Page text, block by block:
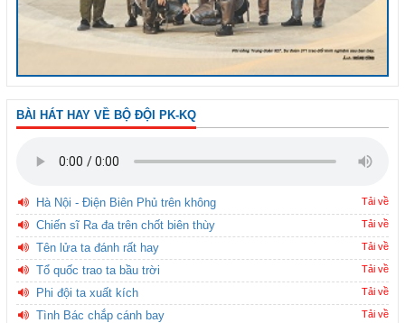
BÀI HÁT HAY VỀ BỘ ĐỘI PK-KQ
Hà Nội - Điện Biên Phủ trên không Tải về
Chiến sĩ Ra đa trên chốt biên thùy Tải về
Tên lửa ta đánh rất hay Tải về
Tổ quốc trao ta bầu trời Tải về
Phi đội ta xuất kích Tải về
Tình Bác chắp cánh bay Tải về